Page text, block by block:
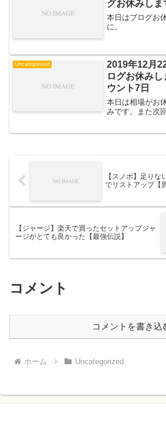
グお休みしま
本日はブログお
に。
Uncategorized
2019年12月
ログお休み
ウント7日
本日は相場がお
みです。また次
【スノボ】足り
でリストアップ【
【ジャージ】楽天で買ったセットアップジャ
ージがとても良かった【最強伝説】
コメント
コメントを書き込
ホーム Uncategorized